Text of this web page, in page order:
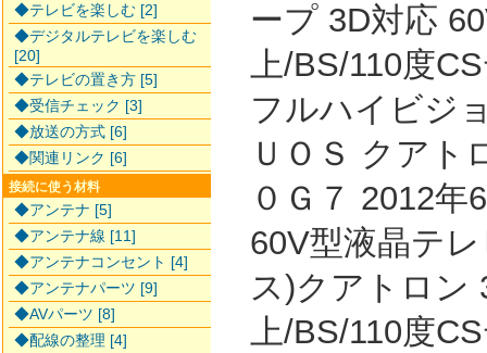
ープ 3D対応
上/BS/110度
フルハイビジ
ＵＯＳ クアト
０Ｇ７ 2012
60V型液晶テ
ス)クアトロン
上/BS/110度
◆テレビを楽しむ [2]
◆デジタルテレビを楽しむ
[20]
◆テレビの置き方 [5]
◆受信チェック [3]
◆放送の方式 [6]
◆関連リンク [6]
接続に使う材料
◆アンテナ [5]
◆アンテナ線 [11]
◆アンテナコンセント [4]
◆アンテナパーツ [9]
◆AVパーツ [8]
◆配線の整理 [4]